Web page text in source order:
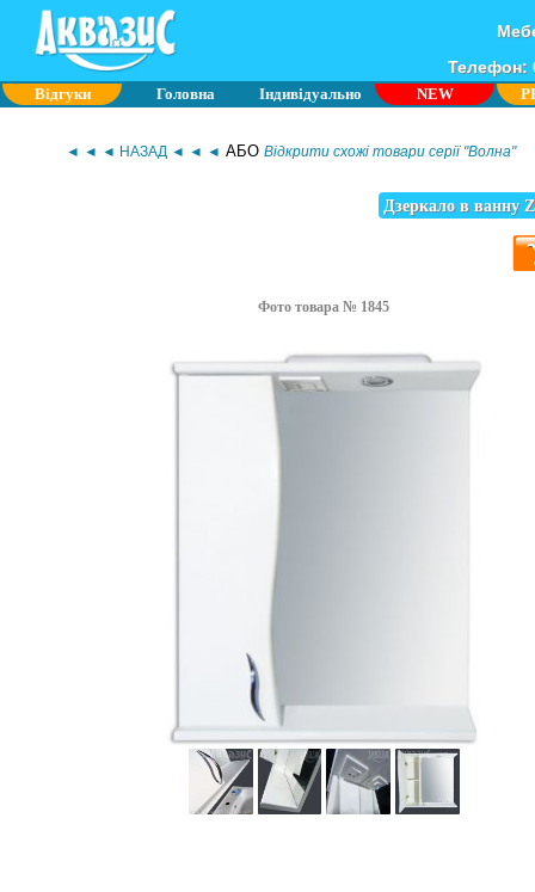
Телефон:
Відгуки Головна Індивідуально NEW
◄ ◄ ◄ НАЗАД ◄ ◄ ◄ АБО Відкрити схожі товари серії "Волна"
Дзеркало в ванну
Фото товара № 1845